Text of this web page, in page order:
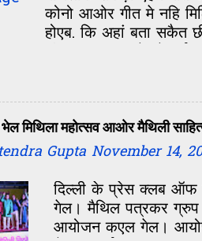
कोनो आओर गीत मे नहि
होएब. कि अहां बता सकैत
सवाल बड़ महत्व राखैत
गीत के नाम कमेंट वाला
लिंक अछि Comment
लिखि हमरा
भेल मिथिला महोत्सव आओर मैथिली
Gupta November 14,
दिल्ली के प्रेस क्लब ऑफ
गेल। मैथिल पत्रकर ग्रुप
आयोजन कएल गेल।